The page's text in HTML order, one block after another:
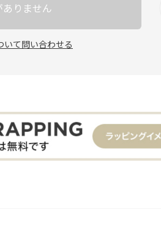
ありません
いて問い合わせる